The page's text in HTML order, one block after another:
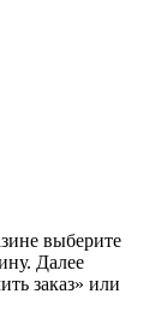
выберите
Далее
заказ» или